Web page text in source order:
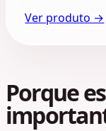
Ver produto →
Porque